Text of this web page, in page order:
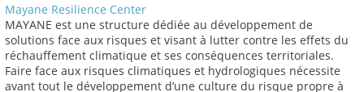
Mayane Resilience Center
MAYANE est une structure dédiée au développement de
solutions face aux risques et visant à lutter contre les effets du
réchauffement climatique et ses conséquences territoriales.
Faire face aux risques climatiques et hydrologiques nécessite
avant tout le développement d’une culture du risque propre à